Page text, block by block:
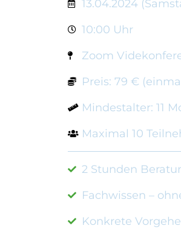
13.04.2024
10:00 Uhr
Zoom
Preis: 79 €
Mindestalter: 11
Maximal 10
2 Stunden
Fachwissen –
Konkrete